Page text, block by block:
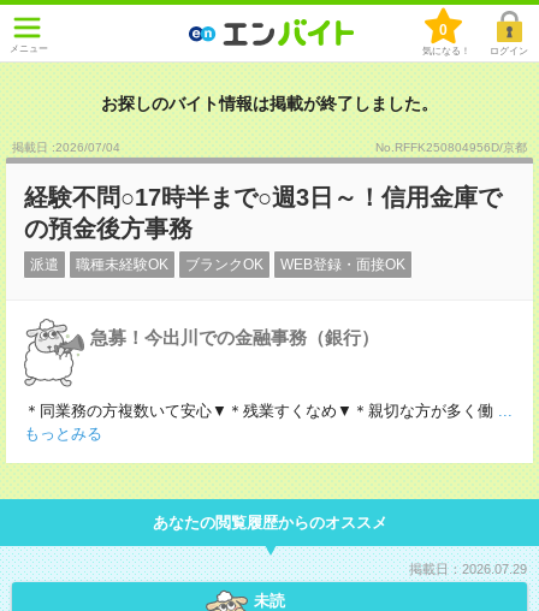
メニュー
0
気になる！ ログイン
お探しのバイト情報は掲載が終了しました。
掲載日 :2026/07/04 No.RFFK250804956D/京都
経験不問○17時半まで○週3日～！信用金庫で
の預金後方事務
派遣 職種未経験OK ブランクOK WEB登録・面接OK
急募！今出川での金融事務（銀行）
＊同業務の方複数いて安心▼＊残業すくなめ▼＊親切な方が多く働 ...
もっとみる
あなたの閲覧履歴からのオススメ
掲載日：2026.07.29
未読